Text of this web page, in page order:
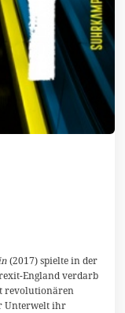
(2017) spielte in der
England verdarb
revolutionären
Unterwelt ihr